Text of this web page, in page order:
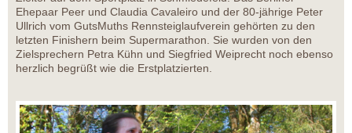
Ehepaar Peer und Claudia Cavaleiro und der 80-jährige Peter
Ullrich vom GutsMuths Rennsteiglaufverein gehörten zu den
letzten Finishern beim Supermarathon. Sie wurden von den
Zielsprechern Petra Kühn und Siegfried Weiprecht noch ebenso
herzlich begrüßt wie die Erstplatzierten.